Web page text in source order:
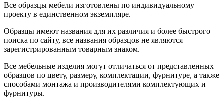
Все образцы мебели изготовлены по индивидуальному
проекту в единственном экземпляре.
Образцы имеют названия для их различия и более быстрого
поиска по сайту, все названия образцов не являются
зарегистрированным товарным знаком.
Все мебельные изделия могут отличаться от представленных
образцов по цвету, размеру, комплектации, фурнитуре, а также
способами монтажа и производителями комплектующих и
фурнитуры.